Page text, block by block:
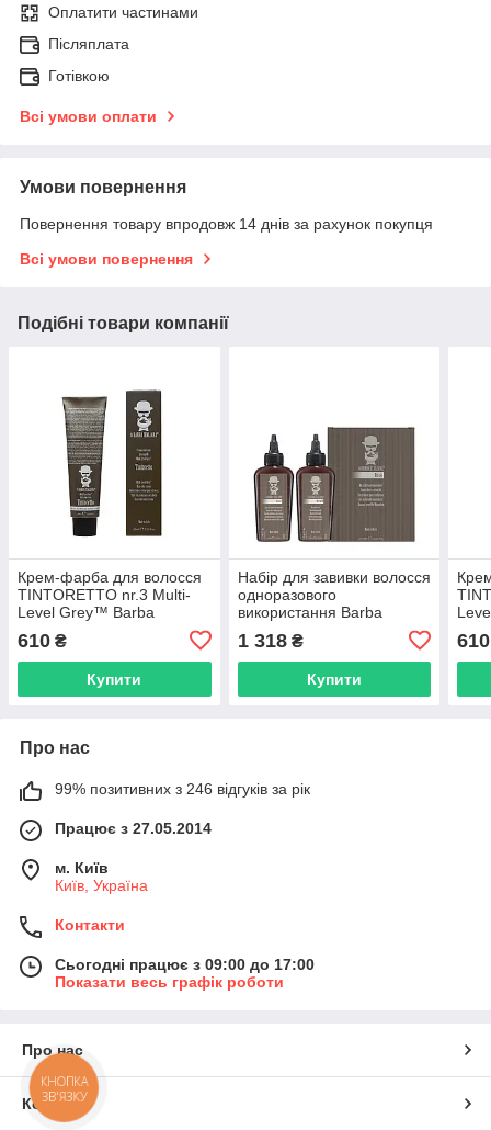
Оплатити частинами
Післяплата
Готівкою
Всі умови оплати
Умови повернення
Повернення товару впродовж 14 днів за рахунок покупця
Всі умови повернення
Подібні товари компанії
Крем-фарба для волосся
TINTORETTO nr.3 Multi-
Level Grey™ Barba
610 ₴
Купити
Набір для завивки волосся
одноразового
використання Barba
(BI7PERM)
1 318₴
Купити
610
Про нас
99% позитивних з 246 відгуків за рік
Працює з 27.05.2014
м. Київ
Київ, Україна
Контакти
Сьогодні працює з 09:00 до 17:00
Показати весь графік роботи
Про нас
Контакти
КНОПКА
ЗВ'ЯЗКУ